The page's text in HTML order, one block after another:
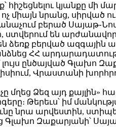
կյանքը մի
ոչ միայն նրանց,
բերած
են
բերված ազգային
ՀՀ
ընծայված Գլախո
Վրաստանի
մղեց Ձեզ այդ
Թերեւս՝ իմ
նրա արվեստին,
Զաքարյանի՝